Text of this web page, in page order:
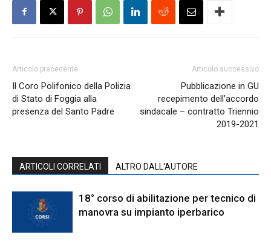
Articolo precedente
Il Coro Polifonico della Polizia
di Stato di Foggia alla
presenza del Santo Padre
Articolo successivo
Pubblicazione in GU
recepimento dell’accordo
sindacale – contratto Triennio
2019-2021
ARTICOLI CORRELATI ALTRO DALL'AUTORE
18° corso di abilitazione per tecnico di
manovra su impianto iperbarico